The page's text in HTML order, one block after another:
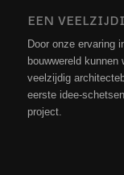
EEN
Door onze ervaring
bouwwereld
veelzijdig
eerste idee-
project.